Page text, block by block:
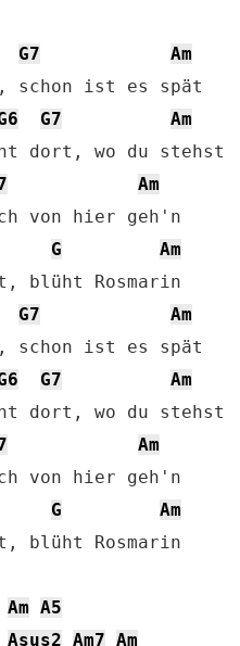
G7
Am
G7
Am
Am
G
Am
G7
Am
G7
Am
Am
G
Am
blüht Rosmarin
Am A5
Asus2 Am7 Am